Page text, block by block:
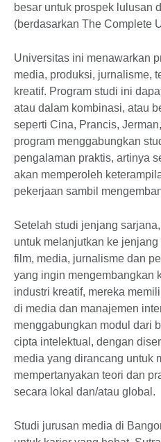
besar untuk prospek lulusan
(berdasarkan The Complete
Universitas ini menawarkan
media, produksi, jurnalisme,
kreatif. Program studi ini
atau dalam kombinasi, atau
seperti Cina, Prancis,
program menggabungkan
pengalaman praktis, artinya
akan memperoleh
pekerjaan sambil
Setelah studi jenjang
untuk melanjutkan ke
film, media, jurnalisme dan
yang ingin mengembangkan
industri kreatif, mereka
di media dan manajemen
menggabungkan modul dari
cipta intelektual, dengan
media yang dirancang untuk
mempertanyakan teori dan
secara lokal dan/atau global.
Studi jurusan media di